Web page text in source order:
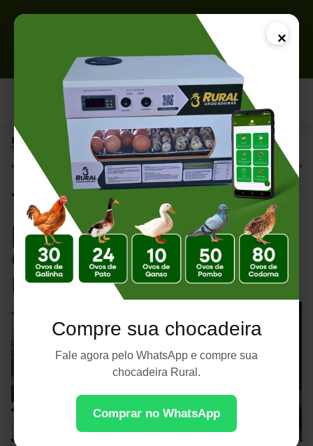
×
Compre sua chocadeira
Fale agora pelo WhatsApp e compre sua
chocadeira Rural.
Comprar no WhatsApp
Página Inicial |
Termostato Digital para Chocadeira: Como Escolher e Usar
Termostato Digital
para Chocadeira:
Como Escolher e
Usar